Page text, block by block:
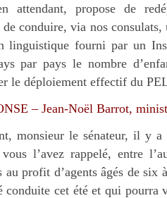
attendant, propose de
conduire, via nos consulats,
linguistique fourni par un
par pays le nombre
le déploiement effectif du
– Jean-Noël Barrot,
monsieur le sénateur, il y a
l’avez rappelé, entre
au profit d’agents âgés de six
conduite cet été et qui pourra